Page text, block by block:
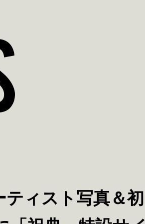
ィスト写真＆初